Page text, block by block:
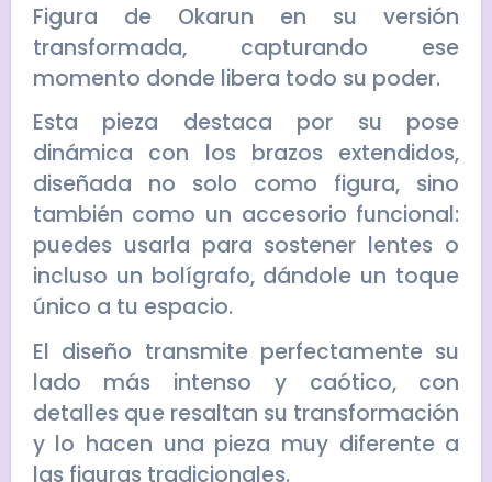
Figura de Okarun en su versión
transformada, capturando ese
momento donde libera todo su poder.
Esta pieza destaca por su pose
dinámica con los brazos extendidos,
diseñada no solo como figura, sino
también como un accesorio funcional:
puedes usarla para sostener lentes o
incluso un bolígrafo, dándole un toque
único a tu espacio.
El diseño transmite perfectamente su
lado más intenso y caótico, con
detalles que resaltan su transformación
y lo hacen una pieza muy diferente a
las figuras tradicionales.